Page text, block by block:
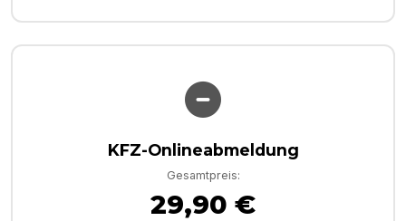
KFZ-Onlineabmeldung
Gesamtpreis:
29,90 €